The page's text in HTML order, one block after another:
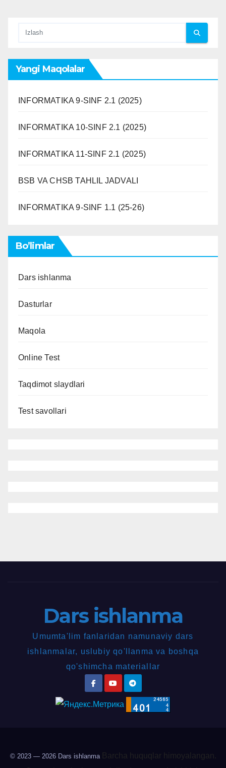
Yangi Maqolalar
INFORMATIKA 9-SINF 2.1 (2025)
INFORMATIKA 10-SINF 2.1 (2025)
INFORMATIKA 11-SINF 2.1 (2025)
BSB VA CHSB TAHLIL JADVALI
INFORMATIKA 9-SINF 1.1 (25-26)
Bo’limlar
Dars ishlanma
Dasturlar
Maqola
Online Test
Taqdimot slaydlari
Test savollari
Dars ishlanma
Umumta'lim fanlaridan namunaviy dars
ishlanmalar, uslubiy qo'llanma va boshqa
qo'shimcha materiallar
© 2023 — 2026Dars ishlanmaBarcha huquqlar himoyalangan.